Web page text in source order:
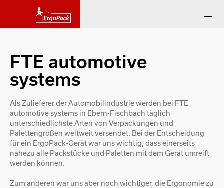
FTE automotive
systems
Als Zulieferer der Automobilindustrie werden bei FTE
automotive systems in Ebern-Fischbach täglich
unterschiedlichste Arten von Verpackungen und
Palettengrößen weltweit versendet. Bei der Entscheidung
für ein ErgoPack-Gerät war uns wichtig, dass einerseits
nahezu alle Packstücke und Paletten mit dem Gerät umreift
werden können.
Zum anderen war uns aber noch wichtiger, die Ergonomie zu